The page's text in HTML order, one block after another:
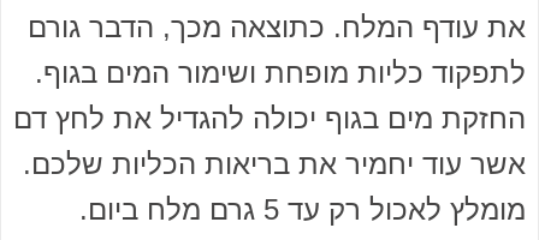
את עודף המלח. כתוצאה מכך, הדבר גורם
לתפקוד כליות מופחת ושימור המים בגוף.
החזקת מים בגוף יכולה להגדיל את לחץ דם
אשר עוד יחמיר את בריאות הכליות שלכם.
מומלץ לאכול רק עד 5 גרם מלח ביום.